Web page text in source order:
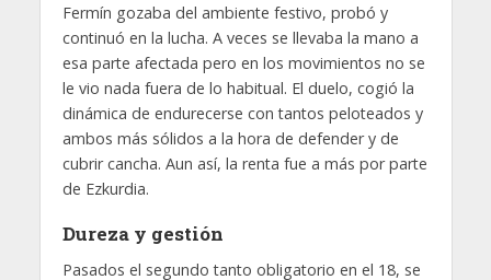
Fermín gozaba del ambiente festivo, probó y
continuó en la lucha. A veces se llevaba la mano a
esa parte afectada pero en los movimientos no se
le vio nada fuera de lo habitual. El duelo, cogió la
dinámica de endurecerse con tantos peloteados y
ambos más sólidos a la hora de defender y de
cubrir cancha. Aun así, la renta fue a más por parte
de Ezkurdia.
Dureza y gestión
Pasados el segundo tanto obligatorio en el 18, se